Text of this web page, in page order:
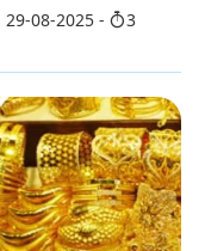
08-2025
3